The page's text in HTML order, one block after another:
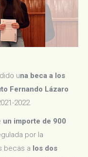
una beca a los
Fernando Lázaro
2022.
un importe de 900
por la
becas a los dos